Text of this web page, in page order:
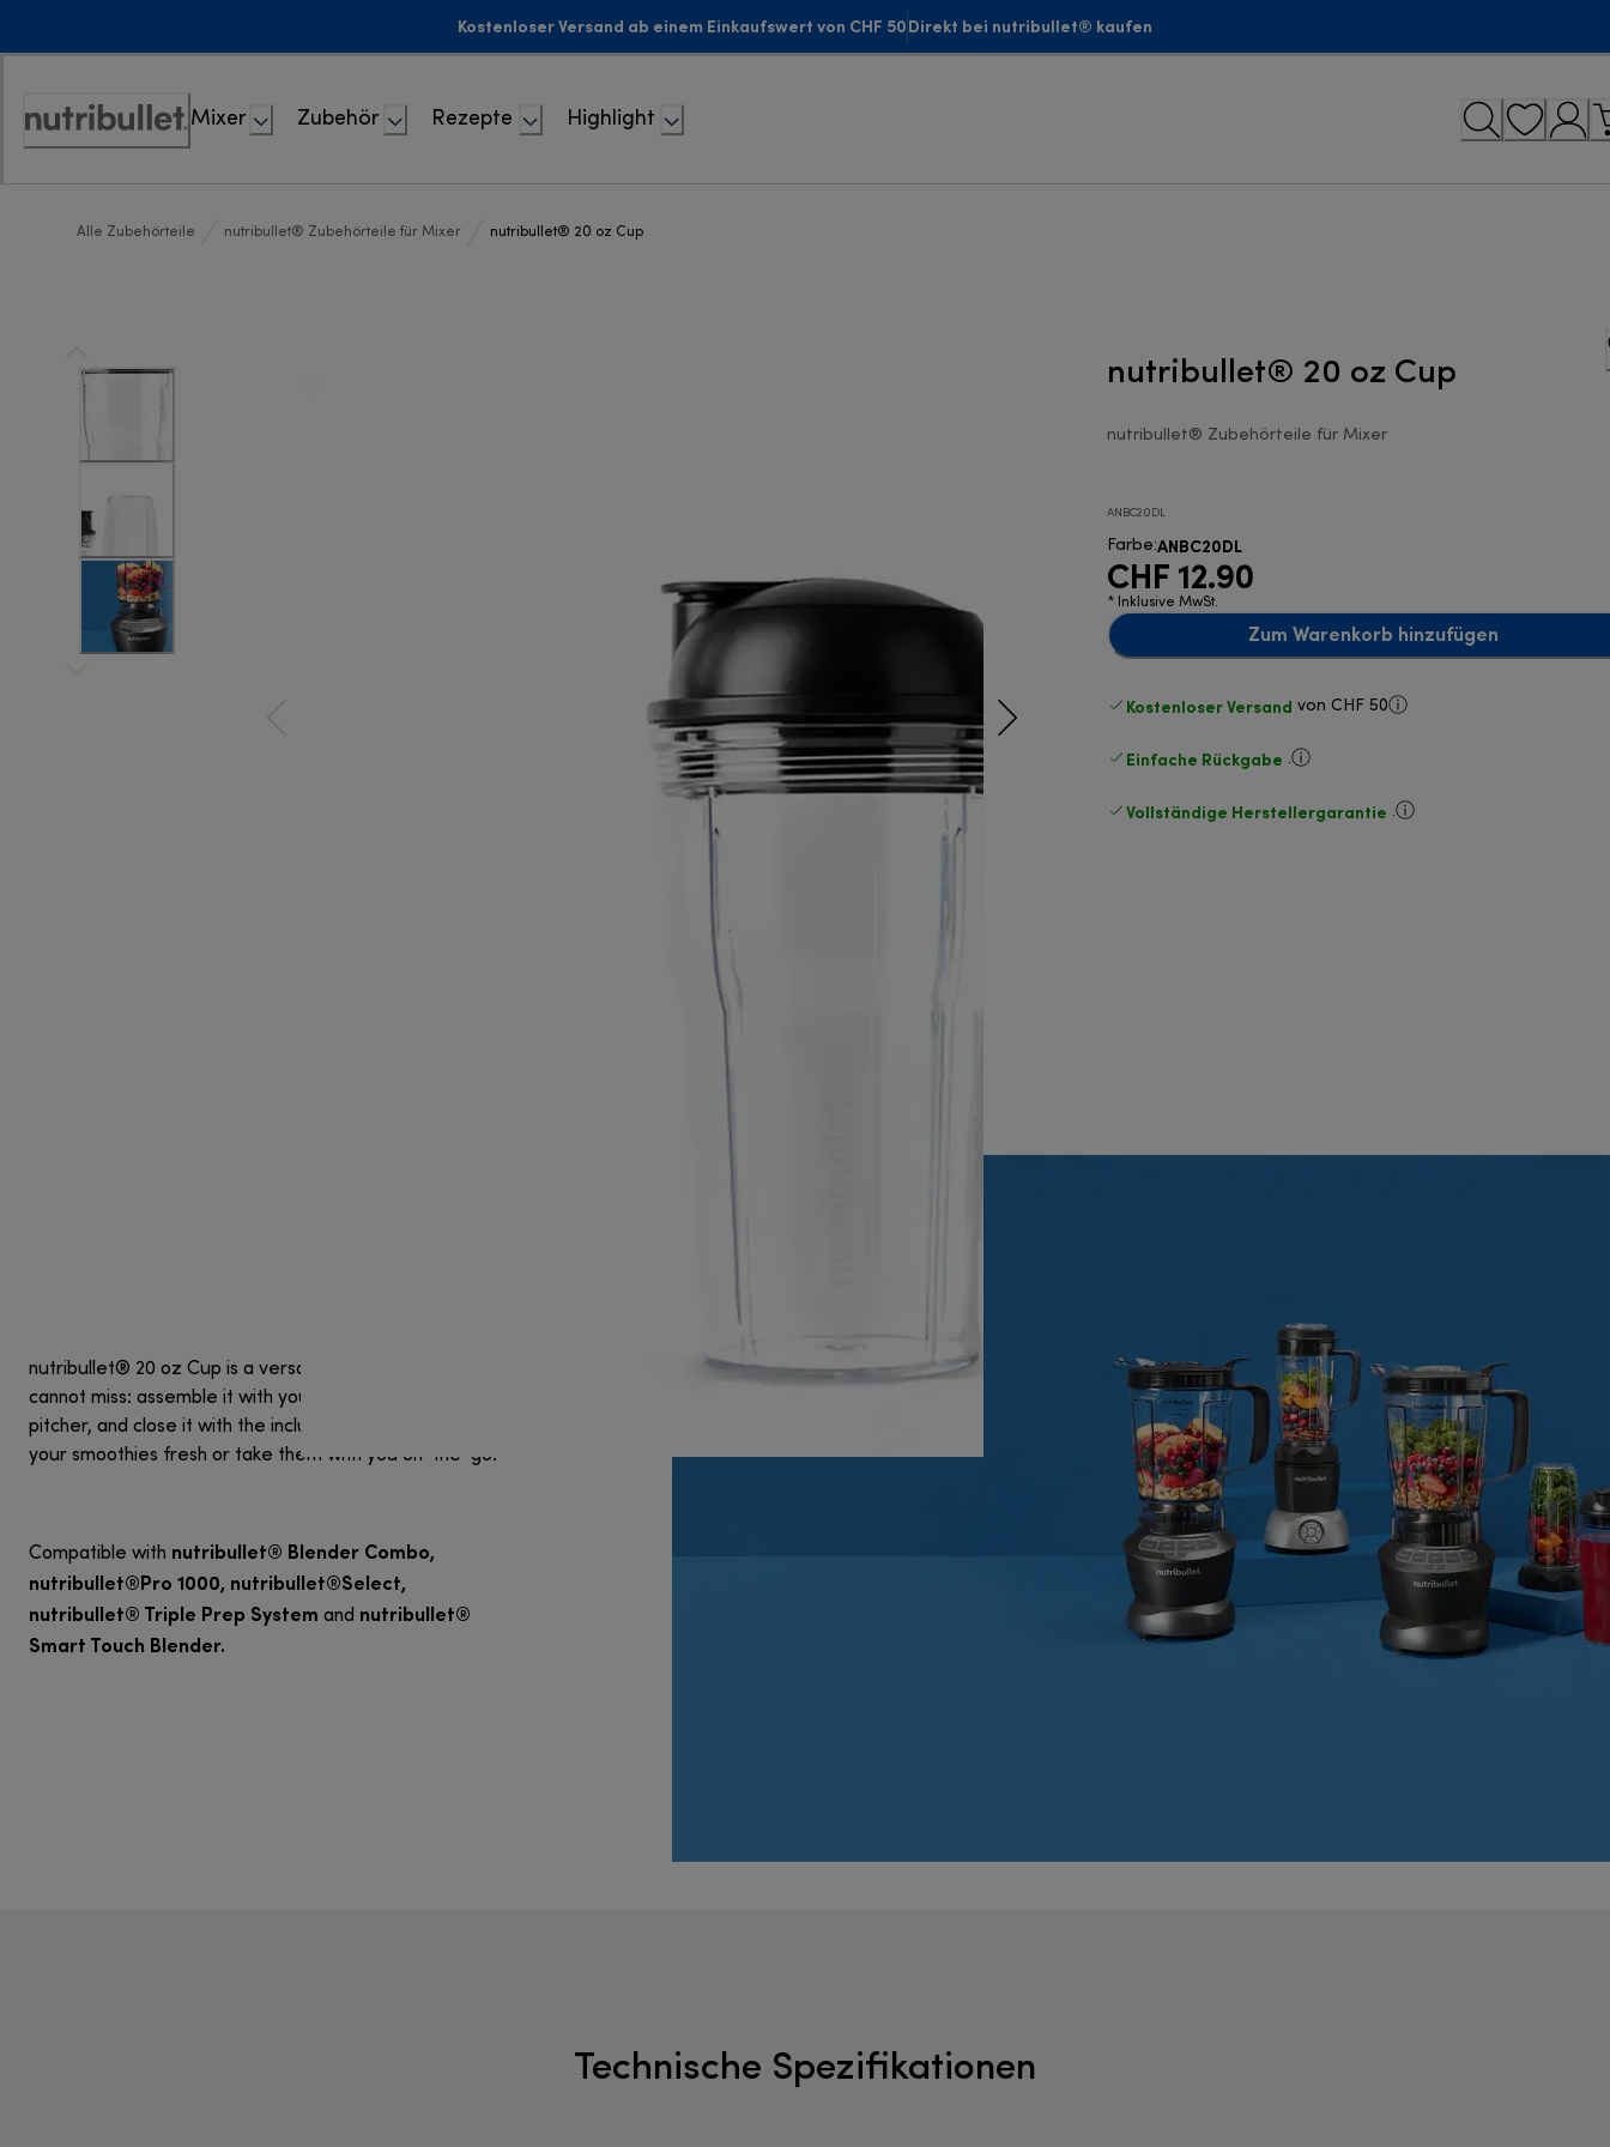
Kostenloser Versand ab einem Einkaufswert von CHF 50Direkt bei nutribullet® kaufen
Accessibility
Mixer Zubehör Rezepte Highlight
Alle Zubehörteile nutribullet® Zubehörteile für Mixer nutribullet® 20 oz Cup
nutribullet® 20 oz Cup
nutribullet® Zubehörteile für Mixer
ANBC20DL
Farbe:ANBC20DL
CHF 12.90
* Inklusive MwSt.
Zum Warenkorb hinzufügen
Kostenloser Versand von CHF 50
Einfache Rückgabe .
Vollständige Herstellergarantie .
nutribullet® 20 oz Cup is a versatile component you
cannot miss: assemble it with your blender to use it as a
pitcher, and close it with the included lid to either keep
your smoothies fresh or take them with you on-the-go.
Compatible with nutribullet® Blender Combo,
nutribullet®Pro 1000, nutribullet®Select,
nutribullet® Triple Prep System and nutribullet®
Smart Touch Blender.
Technische Spezifikationen